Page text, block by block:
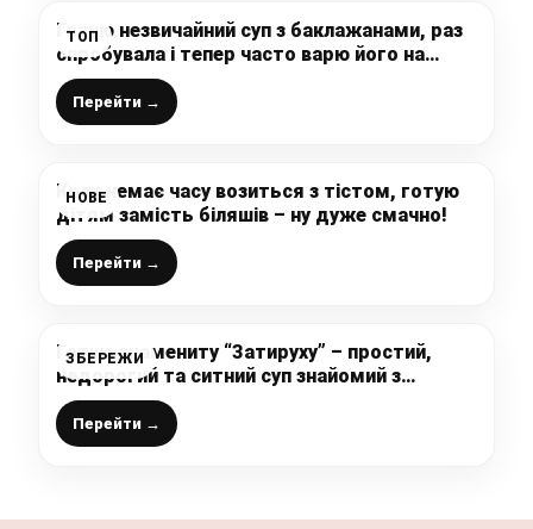
ТОП
Готую незвичайний суп з баклажанами, раз
спробувала і тепер часто варю його на
обід: дуже смачний супчик без довгого
варіння (простий рецепт)
Перейти →
НОВЕ
Коли немає часу возиться з тістом, готую
дітям замість біляшів – ну дуже смачно!
Перейти →
ЗБЕРЕЖИ
Готую знамениту “Затируху” – простий,
недорогий та ситний суп знайомий з
дитинства
Перейти →